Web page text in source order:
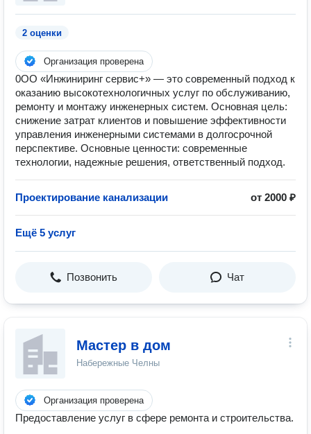
2 оценки
Организация проверена
0ОО «Инжиниринг сервис+» — это современный подход к
оказанию высокотехнологичных услуг по обслуживанию,
ремонту и монтажу инженерных систем. Основная цель:
снижение затрат клиентов и повышение эффективности
управления инженерными системами в долгосрочной
перспективе. Основные ценности: современные
технологии, надежные решения, ответственный подход.
Проектирование канализации от 2000 ₽
Ещё 5 услуг
Позвонить Чат
Мастер в дом
Набережные Челны
Организация проверена
Предоставление услуг в сфере ремонта и строительства.